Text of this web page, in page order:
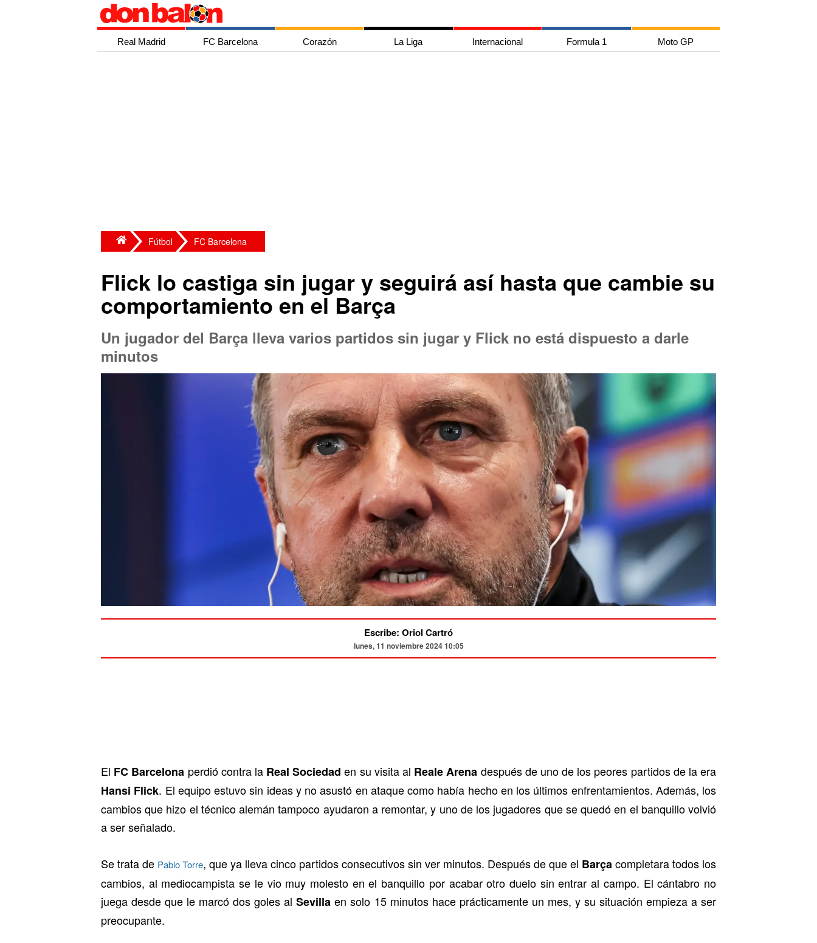
Real Madrid FC Barcelona Corazón La Liga Internacional Formula 1 Moto GP
Fútbol FC Barcelona
Flick lo castiga sin jugar y seguirá así hasta que cambie su
comportamiento en el Barça
Un jugador del Barça lleva varios partidos sin jugar y Flick no está dispuesto a darle
minutos
Escribe: Oriol Cartró
lunes, 11 noviembre 2024 10:05
El FC Barcelona perdió contra la Real Sociedaden su visita al Reale Arena después de uno de los peores partidos de la era
Hansi Flick. El equipo estuvo sin ideas y no asustó en ataque como había hecho en los últimos enfrentamientos. Además, los
cambios que hizo el técnico alemán tampoco ayudaron a remontar, y uno de los jugadores que se quedó en el banquillo volvió
a ser señalado.
Se trata de Pablo Torre, que ya lleva cinco partidos consecutivos sin ver minutos. Después de que el Barçacompletara todos los
cambios, al mediocampista se le vio muy molesto en el banquillo por acabar otro duelo sin entrar al campo. El cántabro no
juega desde que le marcó dos goles alSevillaen solo 15 minutos hace prácticamente un mes, y su situación empieza a ser
preocupante.